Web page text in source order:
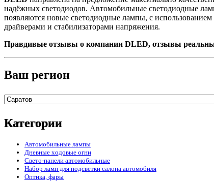
надёжных светодиодов. Автомобильные светодиодные
появляются новые светодиодные лампы, с
драйверами и стабилизаторами напряжения.
Правдивые отзывы о компании DLED, отзывы
Ваш регион
Категории
Автомобильные лампы
Дневные ходовые огни
Свето-панели автомобильные
Набор ламп для подсветки салона автомобиля
Оптика, фары